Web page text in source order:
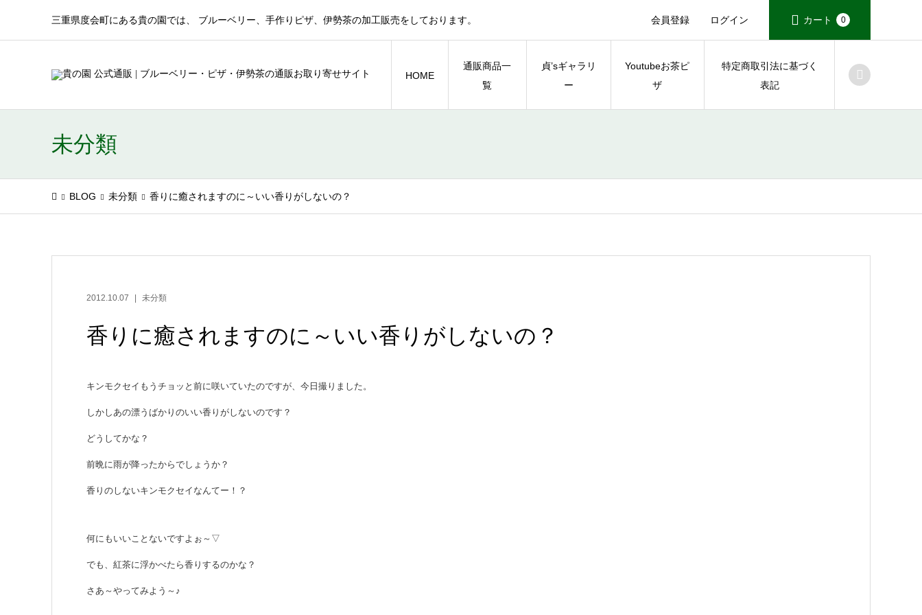
三重県度会町にある貴の園では、 ブルーベリー、手作りピザ、伊勢茶の加工販売をしております。 会員登録 ログイン カート 0
HOME
通販商品一
覧
貞’sギャラリ
ー
Youtubeお茶ピ
ザ
特定商取引法に基づく
表記
未分類
BLOG 未分類 香りに癒されますのに～いい香りがしないの？
2012.10.07 未分類
香りに癒されますのに～いい香りがしないの？
キンモクセイもうチョッと前に咲いていたのですが、今日撮りました。
しかしあの漂うばかりのいい香りがしないのです？
どうしてかな？
前晩に雨が降ったからでしょうか？
香りのしないキンモクセイなんてー！？
何にもいいことないですよぉ～▽
でも、紅茶に浮かべたら香りするのかな？
さあ～やってみよう～♪